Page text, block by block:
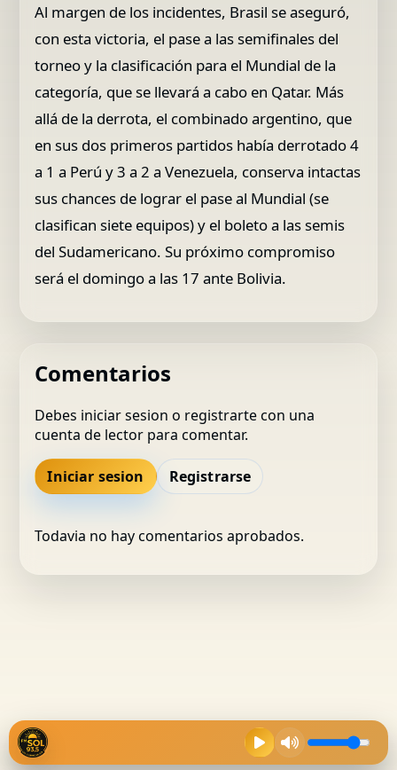
Al margen de los incidentes, Brasil se aseguró,
con esta victoria, el pase a las semifinales del
torneo y la clasificación para el Mundial de la
categoría, que se llevará a cabo en Qatar. Más
allá de la derrota, el combinado argentino, que
en sus dos primeros partidos había derrotado 4
a 1 a Perú y 3 a 2 a Venezuela, conserva intactas
sus chances de lograr el pase al Mundial (se
clasifican siete equipos) y el boleto a las semis
del Sudamericano. Su próximo compromiso
será el domingo a las 17 ante Bolivia.
Comentarios
Debes iniciar sesion o registrarte con una
cuenta de lector para comentar.
Iniciar sesion Registrarse
Todavia no hay comentarios aprobados.